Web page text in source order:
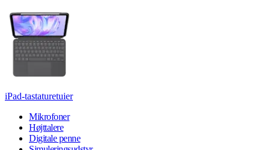
iPad-tastaturetuier
Mikrofoner
Højttalere
Digitale penne